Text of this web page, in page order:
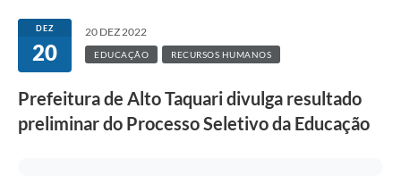
DEZ
20
20 DEZ 2022
EDUCAÇÃO RECURSOS HUMANOS
Prefeitura de Alto Taquari divulga resultado
preliminar do Processo Seletivo da Educação